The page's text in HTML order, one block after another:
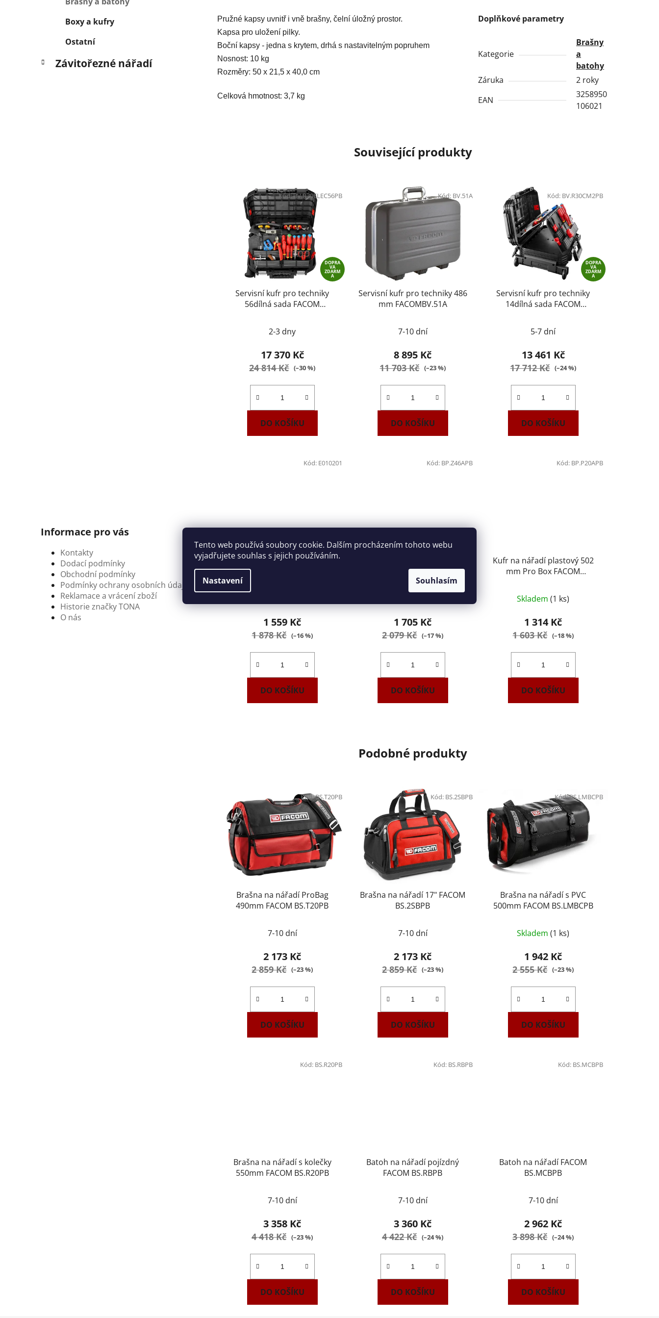
Tento web používá soubory cookie. Dalším procházením tohoto webu
vyjadřujete souhlas s jejich používáním.
Nastavení Souhlasím
Boxy a kufry
Ostatní
Závitořezné nářadí
Informace pro vás
Kontakty
Dodací podmínky
Obchodní podmínky
Podmínky ochrany osobních údajů
Reklamace a vrácení zboží
Historie značky TONA
O nás
Pružné kapsy uvnitř i vně brašny, čelní úložný prostor.
Kapsa pro uložení pilky.
Boční kapsy - jedna s krytem, drhá s nastavitelným popruhem
Nosnost: 10 kg
Rozměry: 50 x 21,5 x 40,0 cm
Celková hmotnost: 3,7 kg
Doplňkové parametry
Kategorie
Brašny
a
batohy
Záruka
2 roky
EAN
3258950
106021
Související produkty
DOPRA
VA
ZDARM
A
Servisní kufr pro techniky
56dílná sada FACOM
2-3 dny
17 370 Kč
24 814 Kč (–30 %)
DO KOŠÍKU
Kód:BV.R30ELEC56PB
Servisní kufr pro techniky 486
mm FACOMBV.51A
7-10 dní
8 895 Kč
11 703 Kč (–23 %)
DO KOŠÍKU
Kód: BV.51A
DOPRA
VA
ZDARM
A
Servisní kufr pro techniky
14dílná sada FACOM
5-7 dní
13 461 Kč
17 712 Kč (–24 %)
DO KOŠÍKU
Kód: BV.R30CM2PB
Kovová rozkládací přepravka
na nářadí 535mm Tona Expert
1 559 Kč
1 878 Kč (–16 %)
DO KOŠÍKU
Kód: E010201
BP.Z46APB
1 705 Kč
2 079 Kč (–17 %)
DO KOŠÍKU
Kód: BP.Z46APB
Kufr na nářadí plastový 502
mm Pro Box FACOM
Skladem(1 ks)
1 314 Kč
1 603 Kč (–18 %)
DO KOŠÍKU
Kód: BP.P20APB
Podobné produkty
Brašna na nářadí ProBag
490mm FACOM BS.T20PB
hodnocení
produktu
je
5
hvězdiček.
7-10 dní
2 173 Kč
2 859 Kč (–23 %)
DO KOŠÍKU
Kód:BS.T20PB
Brašna na nářadí 17" FACOM
BS.2SBPB
7-10 dní
2 173 Kč
2 859 Kč (–23 %)
DO KOŠÍKU
Kód: BS.2SBPB
Brašna na nářadí s PVC
500mm FACOM BS.LMBCPB
Skladem(1 ks)
1 942 Kč
2 555 Kč (–23 %)
DO KOŠÍKU
Kód:BS.LMBCPB
Brašna na nářadí s kolečky
550mm FACOM BS.R20PB
hodnocení
produktu
je
5
hvězdiček.
7-10 dní
3 358 Kč
4 418 Kč (–23 %)
DO KOŠÍKU
Kód: BS.R20PB
Batoh na nářadí pojízdný
FACOM BS.RBPB
7-10 dní
3 360 Kč
4 422 Kč (–24 %)
DO KOŠÍKU
Kód: BS.RBPB
Batoh na nářadí FACOM
BS.MCBPB
hodnocení
produktu
je
5
hvězdiček.
7-10 dní
2 962 Kč
3 898 Kč (–24 %)
DO KOŠÍKU
Kód: BS.MCBPB